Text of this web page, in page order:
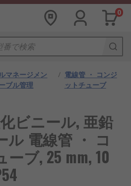
0
マネージメン
ブル管理
/ 電線管 ・ コンジ
ットチューブ
ビニール, 亜鉛
ル 電線管 ・ コ
ブ, 25 mm, 10